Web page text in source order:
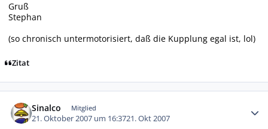
Gruß
Stephan
(so chronisch untermotorisiert, daß die Kupplung egal ist, lol)
Zitat
Sinalco Mitglied
21. Oktober 2007 um 16:3721. Okt 2007